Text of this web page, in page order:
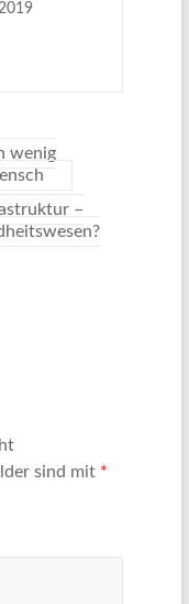
wenig
–
sind mit *